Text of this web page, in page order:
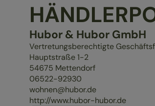
Hubor & Hubor GmbH
Vertretungsberechtigte
Hauptstraße 1-2
54675 Mettendorf
06522-92930
wohnen@hubor.de
http://www.hubor-hubor.de